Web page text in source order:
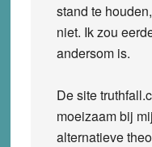
stand te
niet. Ik zou
andersom is.
De site
moeizaam bij
alternatieve